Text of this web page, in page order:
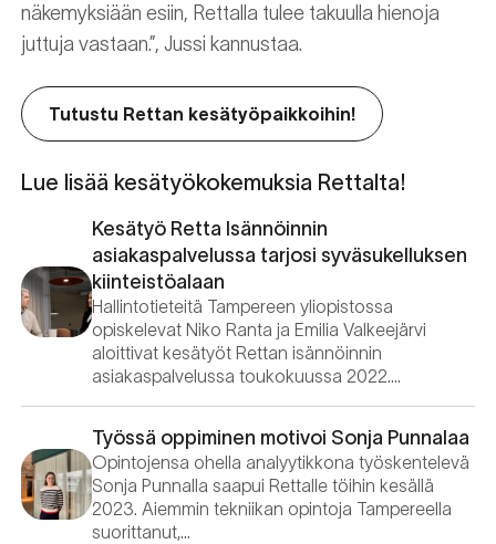
näkemyksiään esiin, Rettalla tulee takuulla hienoja
juttuja vastaan.”, Jussi kannustaa.
Tutustu Rettan kesätyöpaikkoihin!
Lue lisää kesätyökokemuksia Rettalta!
Kesätyö Retta Isännöinnin
asiakaspalvelussa tarjosi syväsukelluksen
kiinteistöalaan
Hallintotieteitä Tampereen yliopistossa
opiskelevat Niko Ranta ja Emilia Valkeejärvi
aloittivat kesätyöt Rettan isännöinnin
asiakaspalvelussa toukokuussa 2022….
Työssä oppiminen motivoi Sonja Punnalaa
Opintojensa ohella analyytikkona työskentelevä
Sonja Punnalla saapui Rettalle töihin kesällä
2023. Aiemmin tekniikan opintoja Tampereella
suorittanut,…